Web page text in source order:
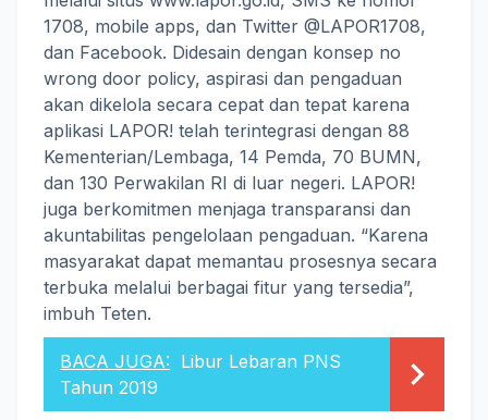
1708, mobile apps, dan Twitter @LAPOR1708,
dan Facebook. Didesain dengan konsep no
wrong door policy, aspirasi dan pengaduan
akan dikelola secara cepat dan tepat karena
aplikasi LAPOR! telah terintegrasi dengan 88
Kementerian/Lembaga, 14 Pemda, 70 BUMN,
dan 130 Perwakilan RI di luar negeri. LAPOR!
juga berkomitmen menjaga transparansi dan
akuntabilitas pengelolaan pengaduan. “Karena
masyarakat dapat memantau prosesnya secara
terbuka melalui berbagai fitur yang tersedia”,
imbuh Teten.
BACA JUGA: Libur Lebaran PNS
Tahun 2019